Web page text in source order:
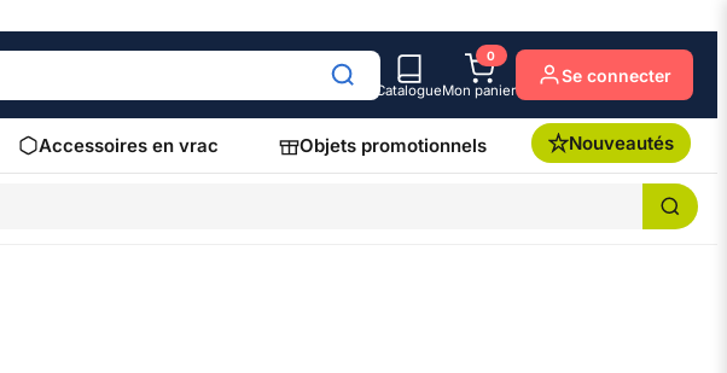
Catalogue
0
Mon panier
Se connecter
Accessoires en vrac Objets promotionnels Nouveautés